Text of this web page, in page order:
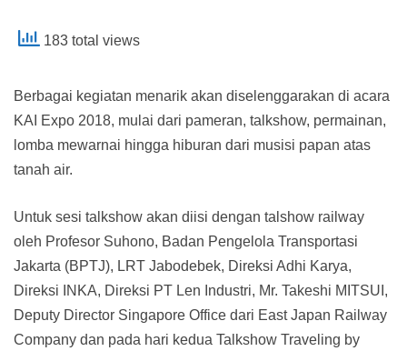
183 total views
Berbagai kegiatan menarik akan diselenggarakan di acara
KAI Expo 2018, mulai dari pameran, talkshow, permainan,
lomba mewarnai hingga hiburan dari musisi papan atas
tanah air.
Untuk sesi talkshow akan diisi dengan talshow railway
oleh Profesor Suhono, Badan Pengelola Transportasi
Jakarta (BPTJ), LRT Jabodebek, Direksi Adhi Karya,
Direksi INKA, Direksi PT Len Industri, Mr. Takeshi MITSUI,
Deputy Director Singapore Office dari East Japan Railway
Company dan pada hari kedua Talkshow Traveling by